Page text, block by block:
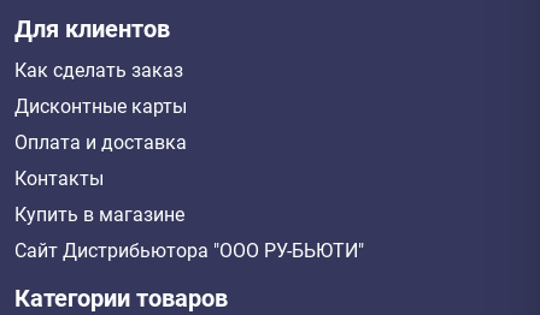
Для клиентов
Как сделать заказ
Дисконтные карты
Оплата и доставка
Контакты
Купить в магазине
Сайт Дистрибьютора "ООО РУ-БЬЮТИ"
Категории товаров